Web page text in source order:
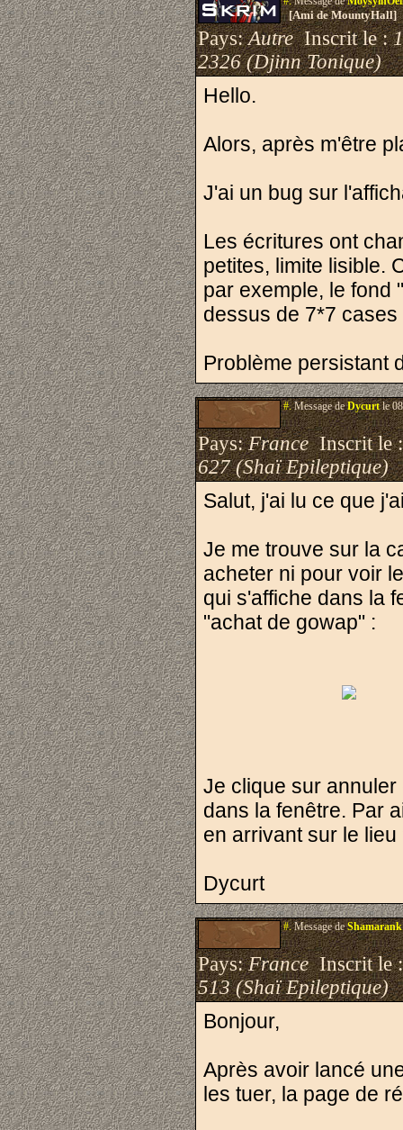
[Ami de MountyHall]
Pays:AutreInscrit le :
2326 (Djinn Tonique)
Hello.
Alors, après m'être
J'ai un bug sur
Les écritures ont
petites, limite lisible.
par exemple, le fond
dessus de 7*7 cases
Problème persistant
#.Message deDycurtle
Pays:FranceInscrit le
627 (Shaï Epileptique)
Salut, j'ai lu ce que
Je me trouve sur la
acheter ni pour voir
qui s'affiche dans la
"achat de gowap" :
Je clique sur
dans la fenêtre. Par
en arrivant sur le lieu
Dycurt
#.Message deShamarank
Pays:FranceInscrit le
513 (Shaï Epileptique)
Bonjour,
Après avoir lancé
les tuer, la page de